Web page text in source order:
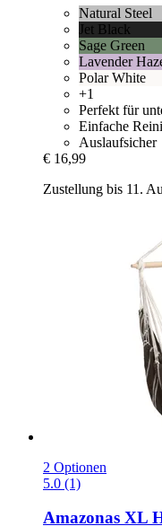
Natural Steel
Jet Black
Sage Green
Lavender
Polar White
+1
Perfekt für
Einfache
Auslaufsicher
€ 16,99
Zustellung bis 11.
2 Optionen
5.0 (1)
Amazonas XL